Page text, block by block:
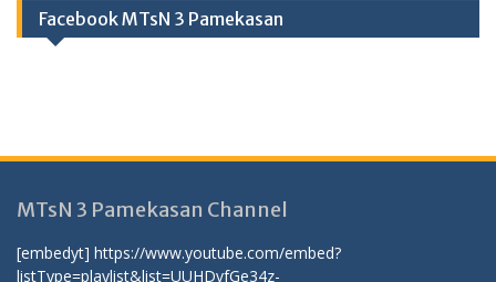
Facebook MTsN 3 Pamekasan
MTsN 3 Pamekasan Channel
[embedyt] https://www.youtube.com/embed?
listType=playlist&list=UUHDvfGe34z-